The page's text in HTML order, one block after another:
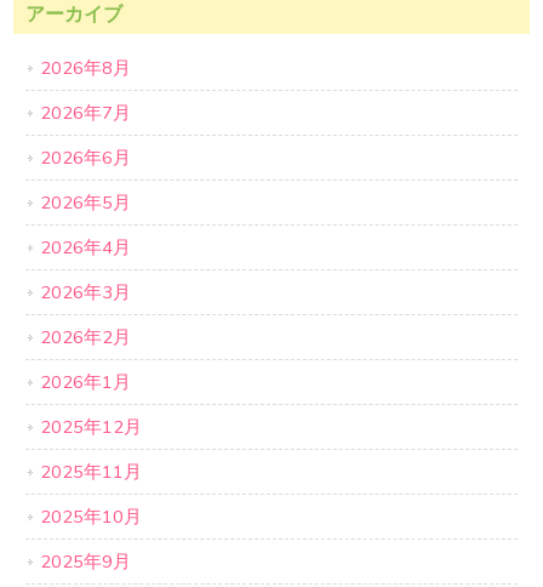
アーカイブ
2026年8月
2026年7月
2026年6月
2026年5月
2026年4月
2026年3月
2026年2月
2026年1月
2025年12月
2025年11月
2025年10月
2025年9月